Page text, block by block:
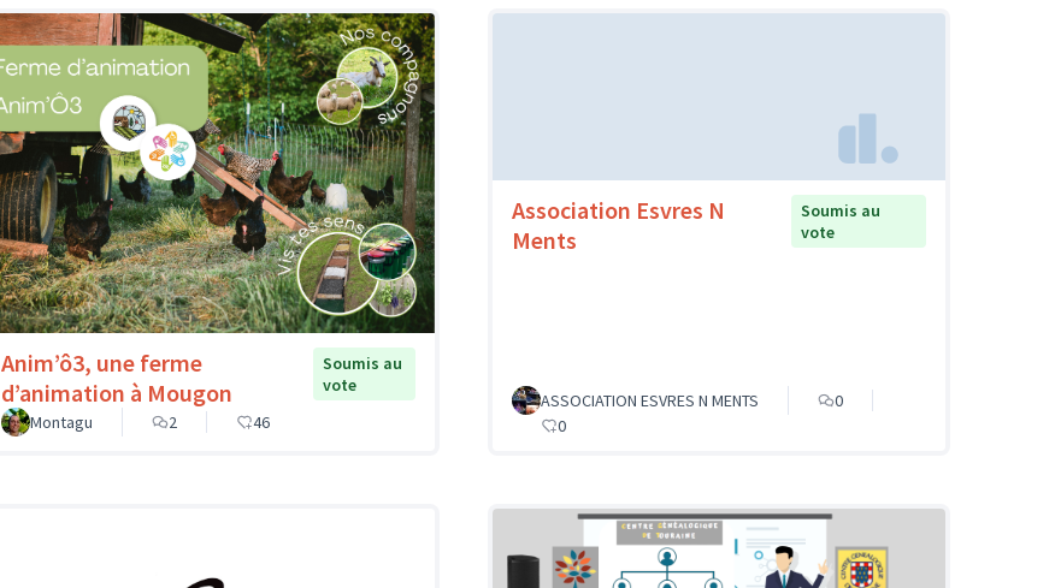
Anim’ô3, une ferme
d’animation à Mougon
Soumis au
vote
Montagu
2 46
Association Esvres N
Ments
Soumis au
vote
ASSOCIATION ESVRES N MENTS
0
0